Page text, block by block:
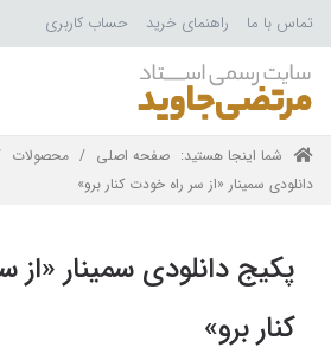
تماس با ما راهنمای خرید حساب کاربری
شما اینجا هستید: صفحه اصلی / محصولات
دانلودی سمینار «از سر راه خودت کنار برو»
پکیج دانلودی سمینار
کنار برو»